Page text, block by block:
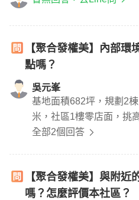
【聚合發權美】內部環
點嗎？
吳元峯
基地面積682坪，規劃2
米，社區1樓零店面，挑
巷，後方有健身房、媽
全部2個回答
【聚合發權美】與附近
嗎？怎麼評價本社區？